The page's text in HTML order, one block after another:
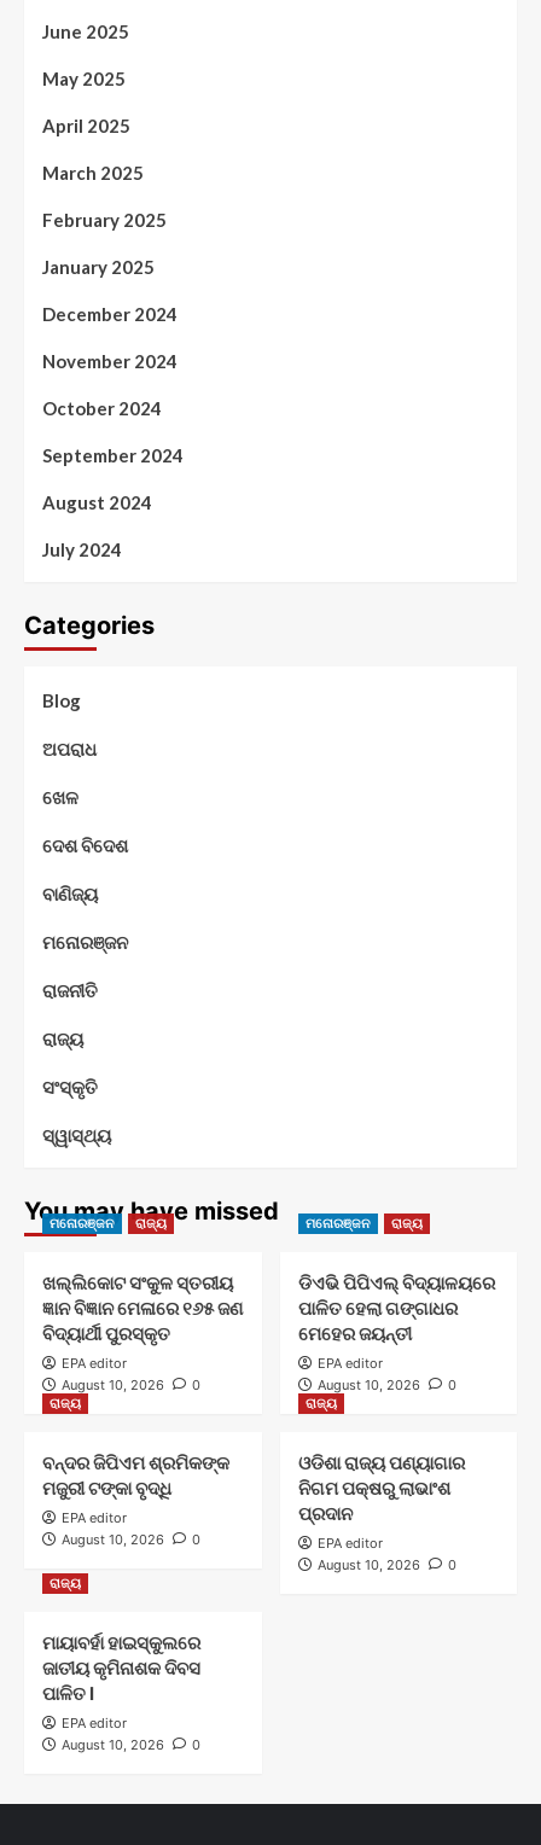
June 2025
May 2025
April 2025
March 2025
February 2025
January 2025
December 2024
November 2024
October 2024
September 2024
August 2024
July 2024
Categories
Blog
ଅପରାଧ
ଖେଳ
ଦେଶ ବିଦେଶ
ବାଣିଜ୍ୟ
ମନୋରଞ୍ଜନ
ରାଜନୀତି
ରାଜ୍ୟ
ସଂସ୍କୃତି
ସ୍ୱାସ୍ଥ୍ୟ
You may have missed
ମନୋରଞ୍ଜନ ରାଜ୍ୟ
ଖଲ୍ଲିକୋଟ ସଂକୁଳ ସ୍ତରୀୟ
ଜ୍ଞାନ ବିଜ୍ଞାନ ମେଳାରେ ୧୬୫ ଜଣ
ବିଦ୍ୟାର୍ଥୀ ପୁରସ୍କୃତ
EPA editor
August 10, 2026
0
ମନୋରଞ୍ଜନ ରାଜ୍ୟ
ଡିଏଭି ପିପିଏଲ୍ ବିଦ୍ୟାଳୟରେ
ପାଳିତ ହେଲା ଗଙ୍ଗାଧର
ମେହେର ଜୟନ୍ତୀ
EPA editor
August 10, 2026
0
ରାଜ୍ୟ
ବନ୍ଦର ଜିପିଏମ ଶ୍ରମିକଙ୍କ
ମଜୁରୀ ଟଙ୍କା ବୃଦ୍ଧି
EPA editor
August 10, 2026
0
ରାଜ୍ୟ
ଓଡିଶା ରାଜ୍ୟ ପଣ୍ୟାଗାର
ନିଗମ ପକ୍ଷରୁ ଲାଭାଂଶ
ପ୍ରଦାନ
EPA editor
August 10, 2026
0
ରାଜ୍ୟ
ମାୟାବର୍ହା ହାଇସ୍କୁଲରେ
ଜାତୀୟ କୃମିନାଶକ ଦିବସ
ପାଳିତ l
EPA editor
August 10, 2026
0